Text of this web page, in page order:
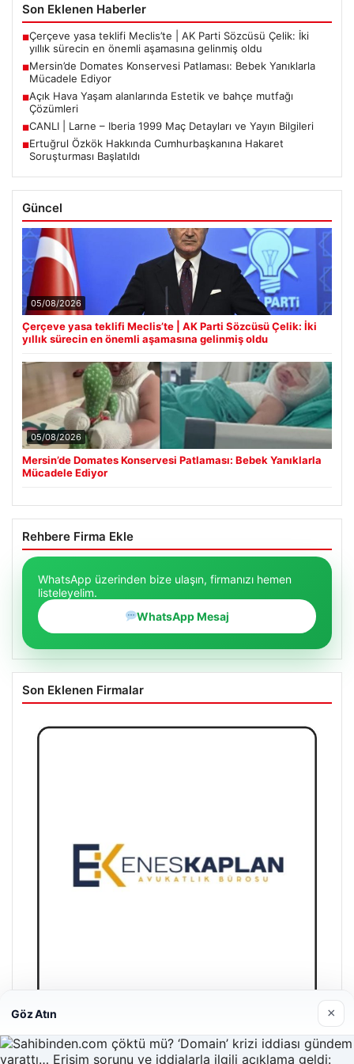
Son Eklenen Haberler
■Çerçeve yasa teklifi Meclis’te | AK Parti Sözcüsü Çelik: İki
yıllık sürecin en önemli aşamasına gelinmiş oldu
■Mersin’de Domates Konservesi Patlaması: Bebek Yanıklarla
Mücadele Ediyor
■Açık Hava Yaşam alanlarında Estetik ve bahçe mutfağı
Çözümleri
■CANLI | Larne – Iberia 1999 Maç Detayları ve Yayın Bilgileri
■Ertuğrul Özkök Hakkında Cumhurbaşkanına Hakaret
Soruşturması Başlatıldı
Güncel
05/08/2026
Çerçeve yasa teklifi Meclis’te | AK Parti Sözcüsü Çelik: İki
yıllık sürecin en önemli aşamasına gelinmiş oldu
05/08/2026
Mersin’de Domates Konservesi Patlaması: Bebek Yanıklarla
Mücadele Ediyor
Rehbere Firma Ekle
WhatsApp üzerinden bize ulaşın, firmanızı hemen
listeleyelim.
WhatsApp Mesaj
Son Eklenen Firmalar
Enes Kaplan Avukatlık Bürosu
28/04/2026
Göz Atın ×